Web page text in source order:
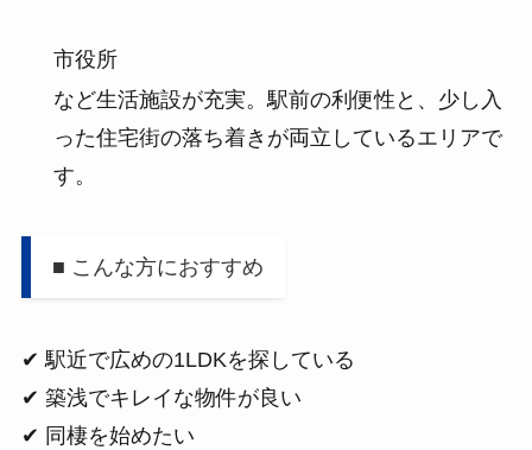
市役所
など生活施設が充実。駅前の利便性と、少し入
った住宅街の落ち着きが両立しているエリアで
す。
■ こんな方におすすめ
✔ 駅近で広めの1LDKを探している
✔ 築浅でキレイな物件が良い
✔ 同棲を始めたい